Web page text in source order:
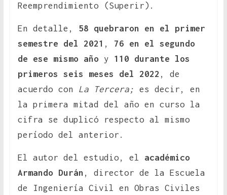
Reemprendimiento (Superir).
En detalle,
58 quebraron en el primer
semestre del 2021 , 76 en el segundo
de ese mismo año y 110 durante los
primeros seis meses del 2022 , de
acuerdo con La Tercera; es decir, en
la primera mitad del año en curso la
cifra se duplicó respecto al mismo
período del anterior.
El autor del estudio, el académico
Armando Durán , director de la Escuela
de Ingeniería Civil en Obras Civiles